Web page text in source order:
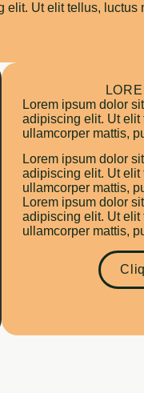
elit. Ut elit tellus, luctus
Lorem ipsum dolor
adipiscing elit. Ut elit
ullamcorper mattis,
Lorem ipsum dolor
adipiscing elit. Ut elit
ullamcorper mattis,
Lorem ipsum dolor
adipiscing elit. Ut elit
ullamcorper mattis,